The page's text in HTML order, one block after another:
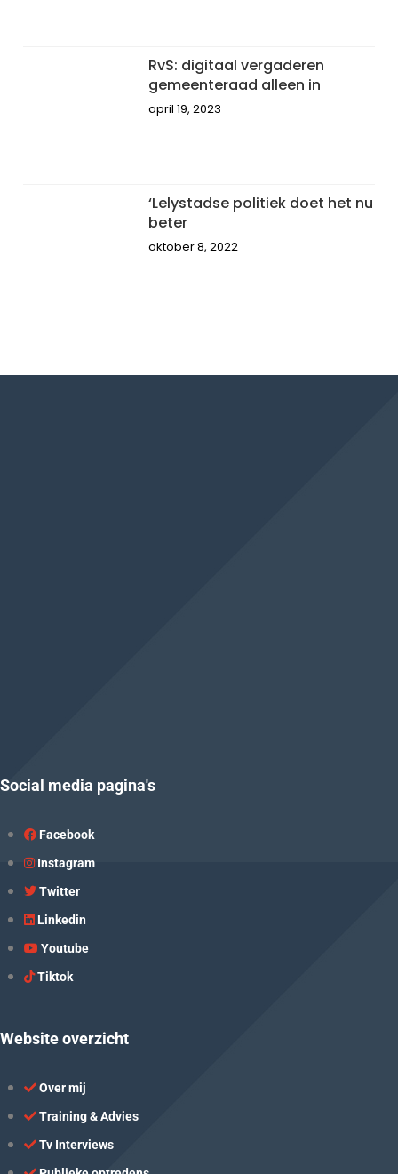
RvS: digitaal vergaderen
gemeenteraad alleen in
april 19, 2023
‘Lelystadse politiek doet het nu
beter
oktober 8, 2022
Social media pagina's
Facebook
Instagram
Twitter
Linkedin
Youtube
Tiktok
Website overzicht
Over mij
Training & Advies
Tv Interviews